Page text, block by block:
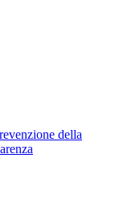
della